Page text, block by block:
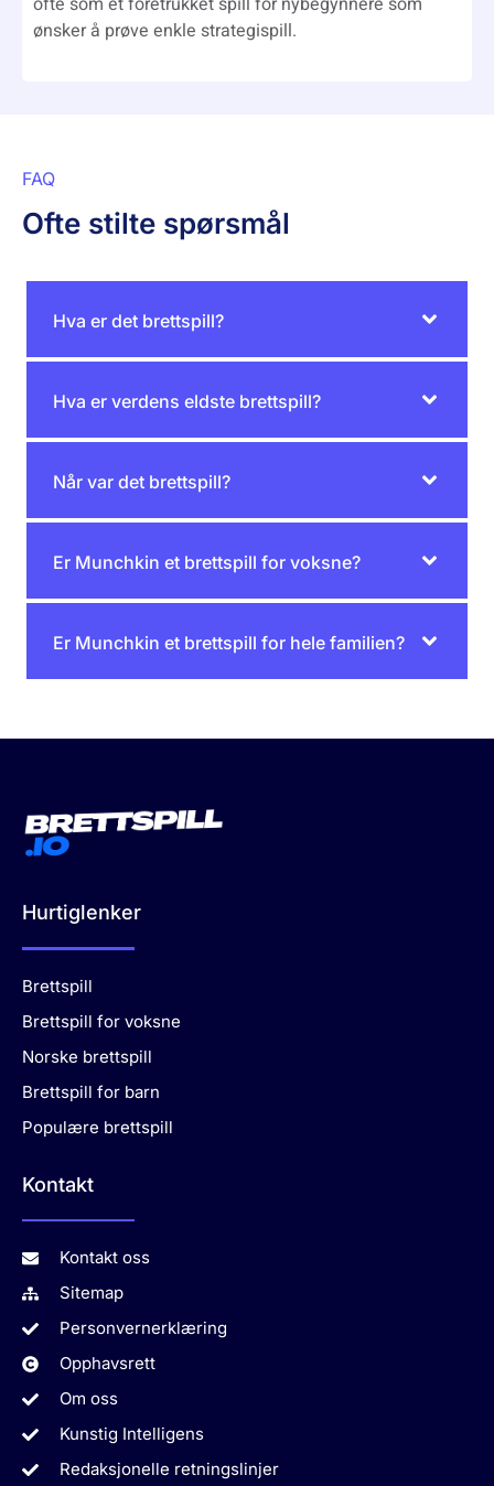
ønsker å prøve enkle strategispill.
FAQ
Ofte stilte spørsmål
Hva er det brettspill?
Hva er verdens eldste brettspill?
Når var det brettspill?
Er Munchkin et brettspill for voksne?
Er Munchkin et brettspill for hele familien?
Hurtiglenker
Brettspill
Brettspill for voksne
Norske brettspill
Brettspill for barn
Populære brettspill
Kontakt
Kontakt oss
Sitemap
Personvernerklæring
Opphavsrett
Om oss
Kunstig Intelligens
Redaksjonelle retningslinjer